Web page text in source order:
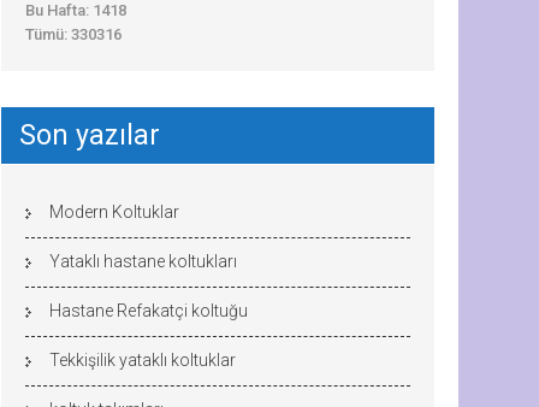
Bu Hafta: 1418
Tümü: 330316
Son yazılar
Modern Koltuklar
Yataklı hastane koltukları
Hastane Refakatçi koltuğu
Tekkişilik yataklı koltuklar